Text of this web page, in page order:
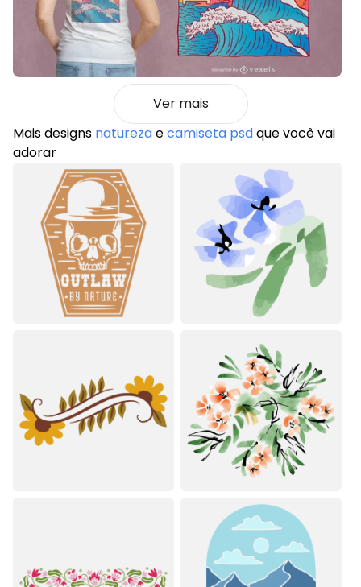
Ver mais
Mais designs naturezaecamiseta psdque você vai
adorar